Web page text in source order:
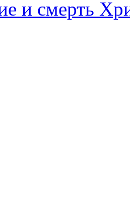
и смерть